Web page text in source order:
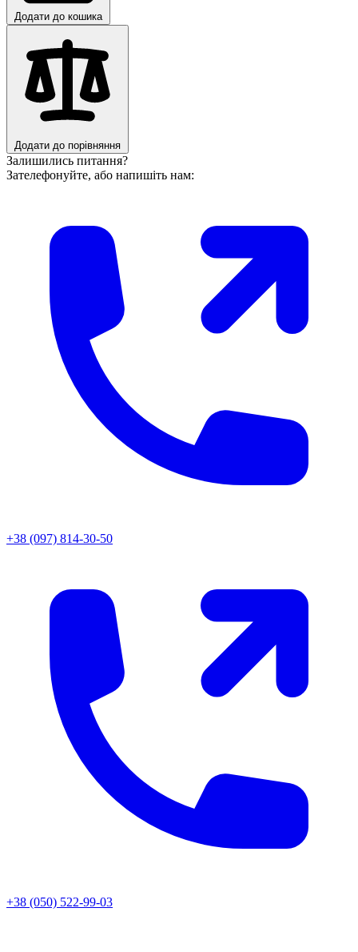
Додати до кошика
Додати до порівняння
Залишились питання?
Зателефонуйте, або напишіть нам:
+38 (097) 814-30-50
+38 (050) 522-99-03